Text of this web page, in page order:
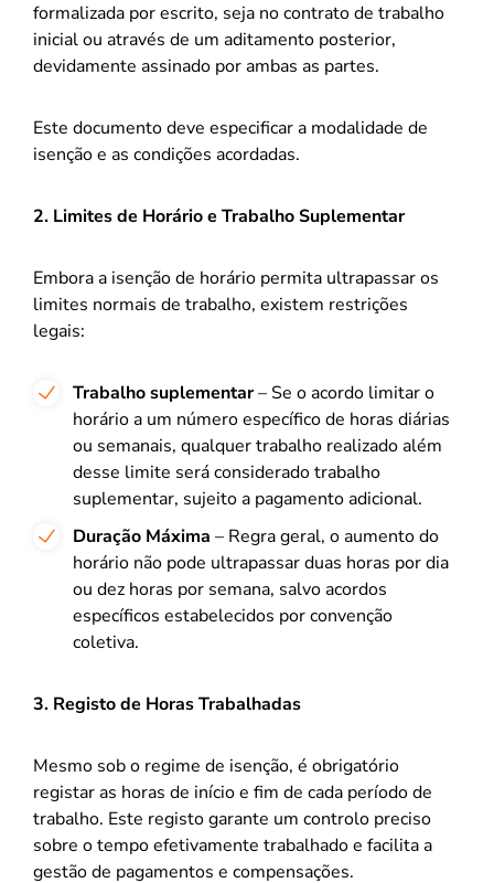
formalizada por escrito, seja no contrato de trabalho
inicial ou através de um aditamento posterior,
devidamente assinado por ambas as partes.
Este documento deve especificar a modalidade de
isenção e as condições acordadas.
2. Limites de Horário e Trabalho Suplementar
Embora a isenção de horário permita ultrapassar os
limites normais de trabalho, existem restrições
legais:
Trabalho suplementar– Se o acordo limitar o
horário a um número específico de horas diárias
ou semanais, qualquer trabalho realizado além
desse limite será considerado trabalho
suplementar, sujeito a pagamento adicional.
Duração Máxima – Regra geral, o aumento do
horário não pode ultrapassar duas horas por dia
ou dez horas por semana, salvo acordos
específicos estabelecidos por convenção
coletiva.
3. Registo de Horas Trabalhadas
Mesmo sob o regime de isenção, é obrigatório
registar as horas de início e fim de cada período de
trabalho. Este registo garante um controlo preciso
sobre o tempo efetivamente trabalhado e facilita a
gestão de pagamentos e compensações.